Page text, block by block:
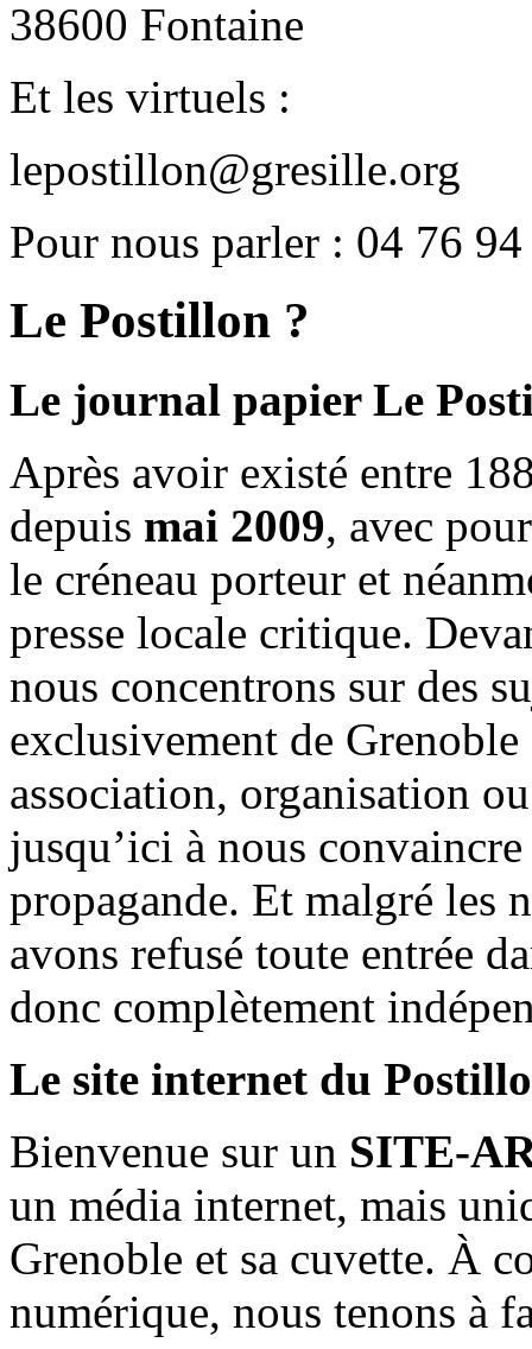
38600 Fontaine
Et les virtuels :
lepostillon@gresille.org
Pour nous parler : 04 76
Le Postillon ?
Le journal papier Le
Après avoir existé entre
depuis mai 2009, avec
le créneau porteur et
presse locale critique.
nous concentrons sur des
exclusivement de
association, organisation
jusqu’ici à nous
propagande. Et malgré les
avons refusé toute entrée
donc complètement
Le site internet du
Bienvenue sur un SITE-
un média internet, mais
Grenoble et sa cuvette. À
numérique, nous tenons à